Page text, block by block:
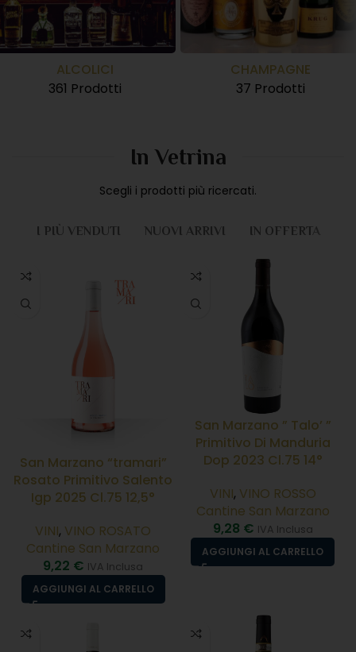
ALCOLICI
361 Prodotti
CHAMPAGNE
37 Prodotti
In Vetrina
Scegli i prodotti più ricercati.
I PIÙ VENDUTI NUOVI ARRIVI IN OFFERTA
San Marzano “tramari”
Rosato Primitivo Salento
Igp 2025 Cl.75 12,5°
VINI, VINO ROSATO
Cantine San Marzano
9,22 € IVA Inclusa
AGGIUNGI AL CARRELLO
San Marzano ” Talo’ ”
Primitivo Di Manduria
Dop 2023 Cl.75 14°
VINI, VINO ROSSO
Cantine San Marzano
9,28 € IVA Inclusa
AGGIUNGI AL CARRELLO